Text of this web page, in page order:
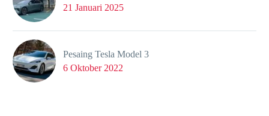
21 Januari 2025
Pesaing Tesla Model 3
6 Oktober 2022